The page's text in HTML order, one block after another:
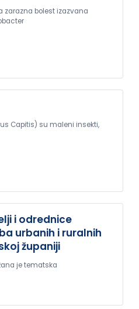
zarazna bolest izazvana
Capitis) su maleni insekti,
i odrednice
urbanih i ruralnih
županiji
je tematska